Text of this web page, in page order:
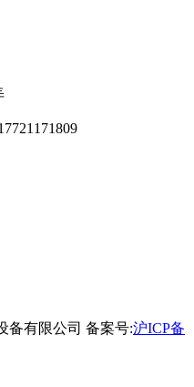
备有限公司 备案号:沪ICP备